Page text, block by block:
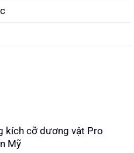
kích cỡ dương vật Pro
Mỹ